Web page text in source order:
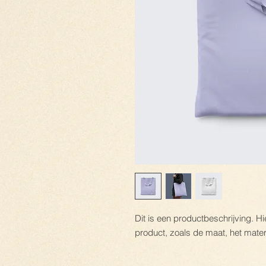
Dit is een productbeschrijving.
product, zoals de maat, het